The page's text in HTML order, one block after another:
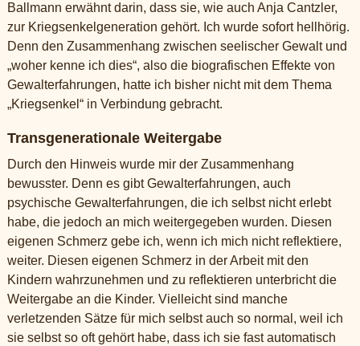
Ballmann erwähnt darin, dass sie, wie auch Anja Cantzler,
zur Kriegsenkelgeneration gehört. Ich wurde sofort hellhörig.
Denn den Zusammenhang zwischen seelischer Gewalt und
„woher kenne ich dies“, also die biografischen Effekte von
Gewalterfahrungen, hatte ich bisher nicht mit dem Thema
„Kriegsenkel“ in Verbindung gebracht.
Transgenerationale Weitergabe
Durch den Hinweis wurde mir der Zusammenhang
bewusster. Denn es gibt Gewalterfahrungen, auch
psychische Gewalterfahrungen, die ich selbst nicht erlebt
habe, die jedoch an mich weitergegeben wurden. Diesen
eigenen Schmerz gebe ich, wenn ich mich nicht reflektiere,
weiter. Diesen eigenen Schmerz in der Arbeit mit den
Kindern wahrzunehmen und zu reflektieren unterbricht die
Weitergabe an die Kinder. Vielleicht sind manche
verletzenden Sätze für mich selbst auch so normal, weil ich
sie selbst so oft gehört habe, dass ich sie fast automatisch